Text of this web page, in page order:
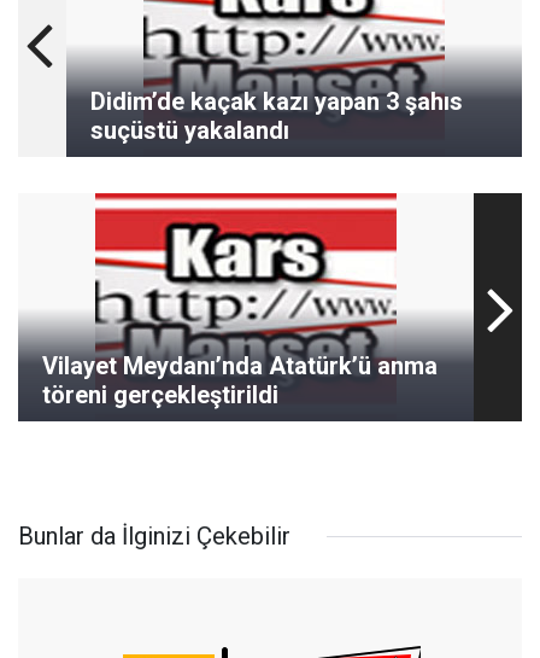
Didim’de kaçak kazı yapan 3 şahıs
suçüstü yakalandı
Vilayet Meydanı’nda Atatürk’ü anma
töreni gerçekleştirildi
Bunlar da İlginizi Çekebilir